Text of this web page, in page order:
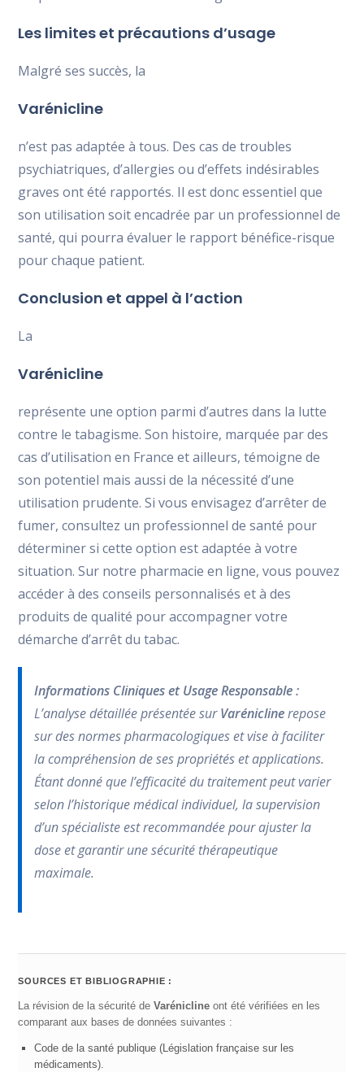
Les limites et précautions d’usage
Malgré ses succès, la
Varénicline
n’est pas adaptée à tous. Des cas de troubles
psychiatriques, d’allergies ou d’effets indésirables
graves ont été rapportés. Il est donc essentiel que
son utilisation soit encadrée par un professionnel de
santé, qui pourra évaluer le rapport bénéfice-risque
pour chaque patient.
Conclusion et appel à l’action
La
Varénicline
représente une option parmi d’autres dans la lutte
contre le tabagisme. Son histoire, marquée par des
cas d’utilisation en France et ailleurs, témoigne de
son potentiel mais aussi de la nécessité d’une
utilisation prudente. Si vous envisagez d’arrêter de
fumer, consultez un professionnel de santé pour
déterminer si cette option est adaptée à votre
situation. Sur notre pharmacie en ligne, vous pouvez
accéder à des conseils personnalisés et à des
produits de qualité pour accompagner votre
démarche d’arrêt du tabac.
Informations Cliniques et Usage Responsable :
L’analyse détaillée présentée surVaréniclinerepose
sur des normes pharmacologiques et vise à faciliter
la compréhension de ses propriétés et applications.
Étant donné que l’efficacité du traitement peut varier
selon l’historique médical individuel, la supervision
d’un spécialiste est recommandée pour ajuster la
dose et garantir une sécurité thérapeutique
maximale.
SOURCES ET BIBLIOGRAPHIE :
La révision de la sécurité deVarénicline ont été vérifiées en les
comparant aux bases de données suivantes :
Code de la santé publique (Législation française sur les
médicaments).